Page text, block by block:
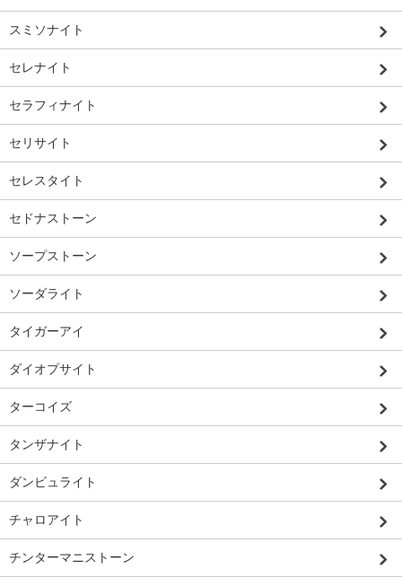
スミソナイト
セレナイト
セラフィナイト
セリサイト
セレスタイト
セドナストーン
ソープストーン
ソーダライト
タイガーアイ
ダイオプサイト
ターコイズ
タンザナイト
ダンビュライト
チャロアイト
チンターマニストーン